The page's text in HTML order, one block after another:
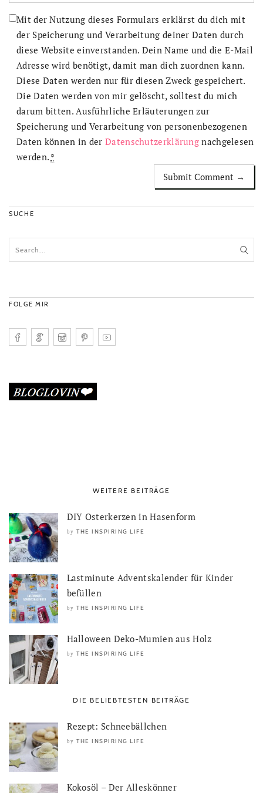
Mit der Nutzung dieses Formulars erklärst du dich mit
der Speicherung und Verarbeitung deiner Daten durch
diese Website einverstanden. Dein Name und die E-Mail
Adresse wird benötigt, damit man dich zuordnen kann.
Diese Daten werden nur für diesen Zweck gespeichert.
Die Daten werden von mir gelöscht, solltest du mich
darum bitten. Ausführliche Erläuterungen zur
Speicherung und Verarbeitung von personenbezogenen
Daten können in derDatenschutzerklärung nachgelesen
werden. *
SUCHE
FOLGE MIR
WEITERE BEITRÄGE
DIY Osterkerzen in Hasenform
by THE INSPIRING LIFE
Lastminute Adventskalender für Kinder
befüllen
by THE INSPIRING LIFE
Halloween Deko-Mumien aus Holz
by THE INSPIRING LIFE
DIE BELIEBTESTEN BEITRÄGE
Rezept: Schneebällchen
by THE INSPIRING LIFE
Kokosöl – Der Alleskönner